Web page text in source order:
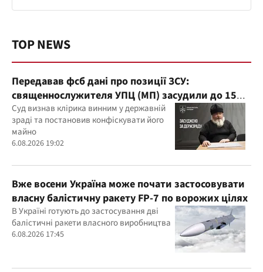
TOP NEWS
Передавав фсб дані про позиції ЗСУ:
священнослужителя УПЦ (МП) засудили до 15
років
Суд визнав клірика винним у державній
зраді та постановив конфіскувати його
майно
6.08.2026 19:02
Вже восени Україна може почати застосовувати
власну балістичну ракету FP-7 по ворожих цілях
В Україні готують до застосування дві
балістичні ракети власного виробництва
6.08.2026 17:45